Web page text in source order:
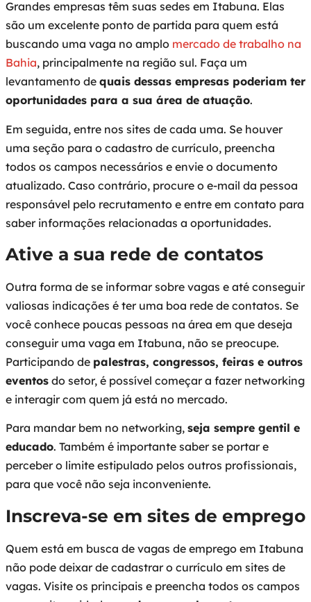
Grandes empresas têm suas sedes em Itabuna. Elas
são um excelente ponto de partida para quem está
buscando uma vaga no amplo mercado de trabalho na
Bahia, principalmente na região sul. Faça um
levantamento de quais dessas empresas poderiam ter
oportunidades para a sua área de atuação.
Em seguida, entre nos sites de cada uma. Se houver
uma seção para o cadastro de currículo, preencha
todos os campos necessários e envie o documento
atualizado. Caso contrário, procure o e-mail da pessoa
responsável pelo recrutamento e entre em contato para
saber informações relacionadas a oportunidades.
Ative a sua rede de contatos
Outra forma de se informar sobre vagas e até conseguir
valiosas indicações é ter uma boa rede de contatos. Se
você conhece poucas pessoas na área em que deseja
conseguir uma vaga em Itabuna, não se preocupe.
Participando de palestras, congressos, feiras e outros
eventos do setor, é possível começar a fazer networking
e interagir com quem já está no mercado.
Para mandar bem no networking, seja sempre gentil e
educado. Também é importante saber se portar e
perceber o limite estipulado pelos outros profissionais,
para que você não seja inconveniente.
Inscreva-se em sites de emprego
Quem está em busca de vagas de emprego em Itabuna
não pode deixar de cadastrar o currículo em sites de
vagas. Visite os principais e preencha todos os campos